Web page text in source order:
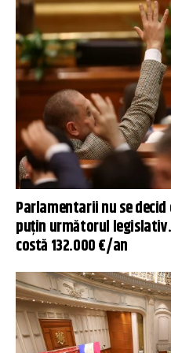
Parlamentarii nu se
puțin următorul
costă 132.000 €/an